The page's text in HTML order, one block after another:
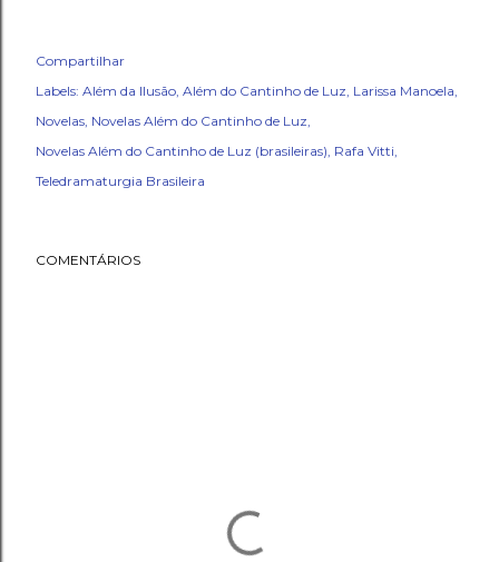
Compartilhar
Labels: Além da Ilusão Além do Cantinho de Luz Larissa Manoela
Novelas Novelas Além do Cantinho de Luz
Novelas Além do Cantinho de Luz (brasileiras) Rafa Vitti
Teledramaturgia Brasileira
COMENTÁRIOS